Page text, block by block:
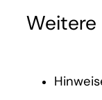
Weitere